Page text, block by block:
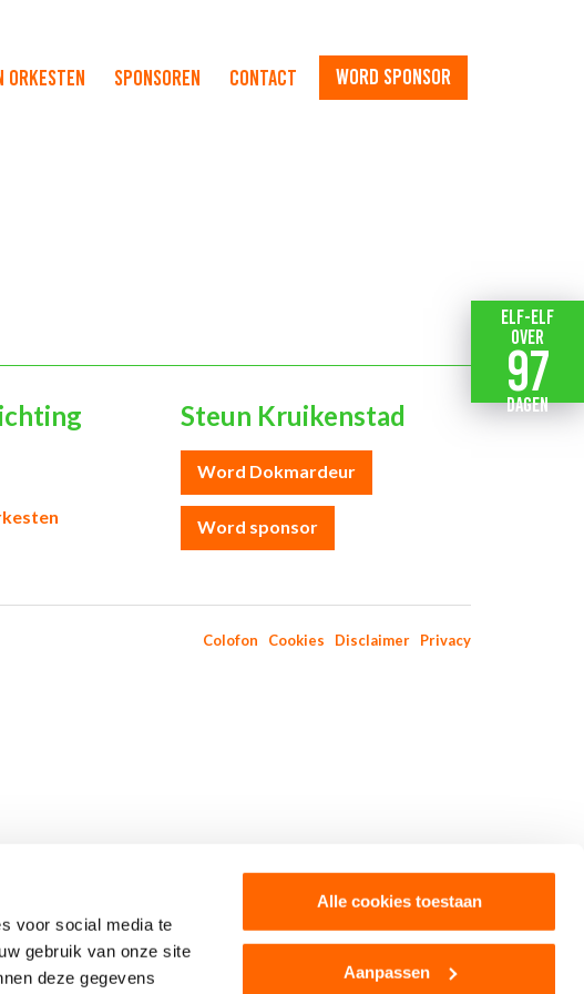
voor social media te
gebruik van onze site
deze gegevens
Alle cookies toestaan
Aanpassen
orkesten Sponsoren Contact word sponsor
Elf-elf
over
97
dagen
Steun Kruikenstad
Word Dokmardeur
Word sponsor
Colofon Cookies Disclaimer Privacy